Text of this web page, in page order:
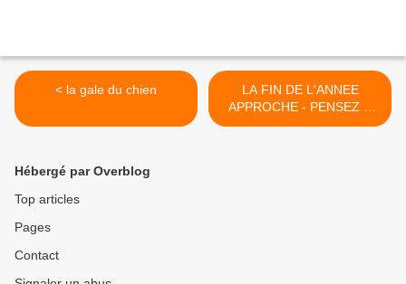
< la gale du chien
LA FIN DE L'ANNEE
APPROCHE - PENSEZ A
DEFISCALISER >
Hébergé par Overblog
Top articles
Pages
Contact